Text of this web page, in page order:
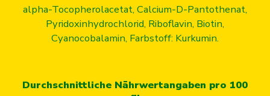
alpha-Tocopherolacetat, Calcium-D-Pantothenat,
Pyridoxinhydrochlorid, Riboflavin, Biotin,
Cyanocobalamin, Farbstoff: Kurkumin.
Durchschnittliche Nährwertangaben pro 100